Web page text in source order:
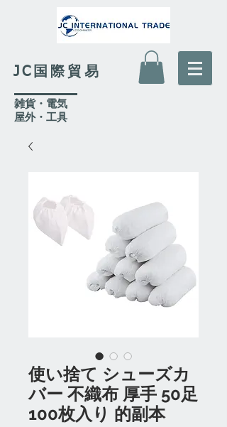
JC国際貿易
​雑貨・電気
​屋外・工具
使い捨て シューズカ
バー 不織布 厚手 50足
100枚入り 的副本